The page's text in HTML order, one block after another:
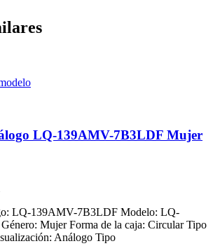
LQ-139AMV-7B3LDF Mujer
Current
is:
S/ 129.00.
LQ-139AMV-7B3LDF Modelo: LQ-
Mujer Forma de la caja: Circular Tipo
Análogo Tipo